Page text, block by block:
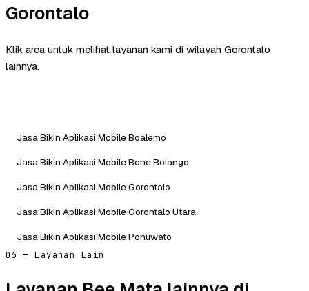
Gorontalo
Klik area untuk melihat layanan kami di wilayah Gorontalo
lainnya.
Jasa Bikin Aplikasi Mobile Boalemo
Jasa Bikin Aplikasi Mobile Bone Bolango
Jasa Bikin Aplikasi Mobile Gorontalo
Jasa Bikin Aplikasi Mobile Gorontalo Utara
Jasa Bikin Aplikasi Mobile Pohuwato
06 — Layanan Lain